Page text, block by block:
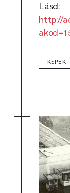
Lásd:
http://
KÉPEK